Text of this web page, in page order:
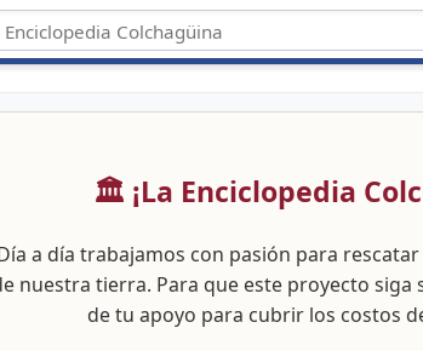
🏛️ ¡La Enciclopedia
a día trabajamos con pasión para
nuestra tierra. Para que este proyecto siga
de tu apoyo para cubrir los costos